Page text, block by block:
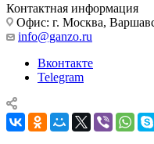
Контактная информация
Офис: г. Москва,
info@ganzo.ru
Вконтакте
Telegram